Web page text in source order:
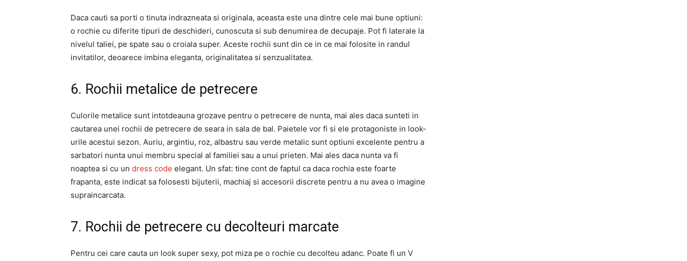
Daca cauti sa porti o tinuta indrazneata si originala, aceasta este una dintre cele mai bune optiuni:
o rochie cu diferite tipuri de deschideri, cunoscuta si sub denumirea de decupaje. Pot fi laterale la
nivelul taliei, pe spate sau o croiala super. Aceste rochii sunt din ce in ce mai folosite in randul
invitatilor, deoarece imbina eleganta, originalitatea si senzualitatea.
6. Rochii metalice de petrecere
Culorile metalice sunt intotdeauna grozave pentru o petrecere de nunta, mai ales daca sunteti in
cautarea unei rochii de petrecere de seara in sala de bal. Paietele vor fi si ele protagoniste in look-
urile acestui sezon. Auriu, argintiu, roz, albastru sau verde metalic sunt optiuni excelente pentru a
sarbatori nunta unui membru special al familiei sau a unui prieten. Mai ales daca nunta va fi
noaptea si cu un dress code elegant. Un sfat: tine cont de faptul ca daca rochia este foarte
frapanta, este indicat sa folosesti bijuterii, machiaj si accesorii discrete pentru a nu avea o imagine
supraincarcata.
7. Rochii de petrecere cu decolteuri marcate
Pentru cei care cauta un look super sexy, pot miza pe o rochie cu decolteu adanc. Poate fi un V